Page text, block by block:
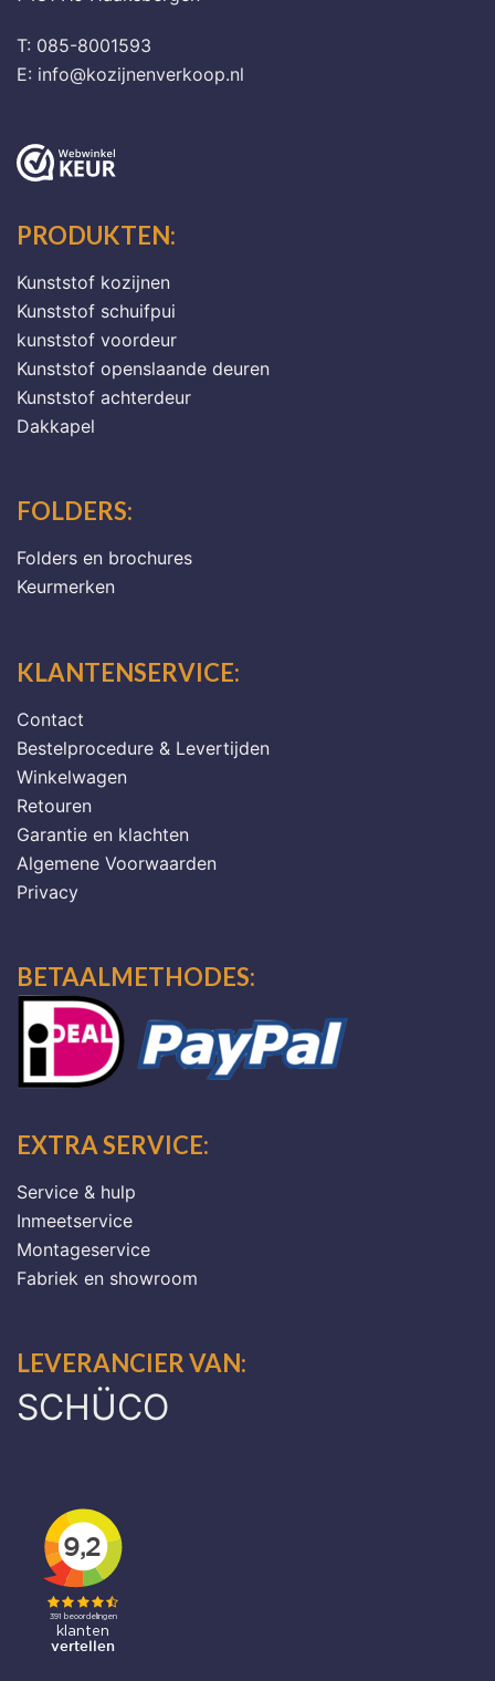
T: 085-8001593
E: info@kozijnenverkoop.nl
PRODUKTEN:
Kunststof kozijnen
Kunststof schuifpui
kunststof voordeur
Kunststof openslaande deuren
Kunststof achterdeur
Dakkapel
FOLDERS:
Folders en brochures
Keurmerken
KLANTENSERVICE:
Contact
Bestelprocedure & Levertijden
Winkelwagen
Retouren
Garantie en klachten
Algemene Voorwaarden
Privacy
BETAALMETHODES:
EXTRA SERVICE:
Service & hulp
Inmeetservice
Montageservice
Fabriek en showroom
LEVERANCIER VAN:
SCHÜCO